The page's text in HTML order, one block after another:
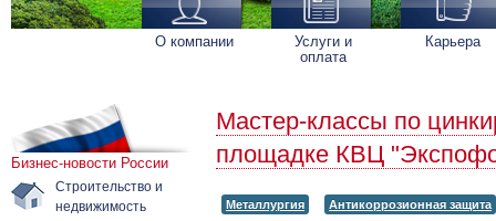
О компании Услуги и
оплата
Карьера
Бизнес-новости России
Строительство и
недвижимость
Мастер-классы по
площадке КВЦ
Металлургия Антикоррозионная защита